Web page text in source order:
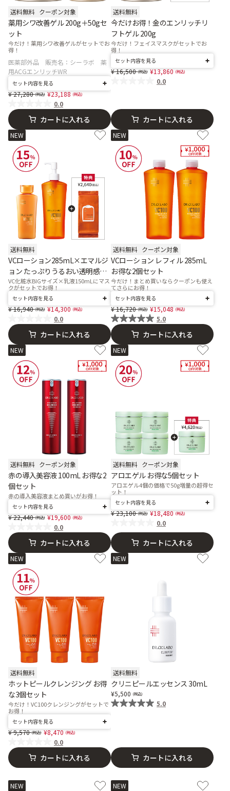
送料無料 クーポン対象
薬用シワ改善ゲル 200g＋50gセ
ット
今だけ！薬用シワ改善ゲルがセットでお
得！
医薬部外品 販売名：シーラボ 薬
用ACGエンリッチWR
セット内容を見る
Price reduced from
27,280to
23,188
0.0
カートに入れる
送料無料
今だけお得！金のエンリッチリ
フトゲル 200g
今だけ！フェイスマスクがセットでお
得！
セット内容を見る
Price reduced from
16,500to
13,860
0.0
カートに入れる
NEW
送料無料
VCローション285mL×エマルジ
ョン たっぷりうるおい透明感セ
ット
VC化粧水BIGサイズ×乳液150mLにマス
クがセットでお得！
セット内容を見る
Price reduced from
16,940to
14,300
0.0
カートに入れる
NEW
送料無料 クーポン対象
VCローション レフィル 285mL
お得な2個セット
今だけ！まとめ買いならクーポンも使え
てさらにお得！
セット内容を見る
Price reduced from
16,720to
15,048
5.0
カートに入れる
NEW
送料無料 クーポン対象
赤の導入美容液 100mL お得な2
個セット
赤の導入美容液まとめ買いがお得！
セット内容を見る
Price reduced from
22,440to
19,600
0.0
カートに入れる
NEW
送料無料 クーポン対象
アロエゲル お得な5個セット
アロエゲル4個の価格で50g増量の超得セ
ット！
セット内容を見る
Price reduced from
23,100to
18,480
0.0
カートに入れる
NEW
送料無料
ホットピールクレンジング お得
な3個セット
今だけ！VC100クレンジングがセットで
お得！
セット内容を見る
Price reduced from
9,570to
8,470
0.0
カートに入れる
NEW
送料無料
クリニピールエッセンス 30mL
5,500
5.0
カートに入れる
NEW NEW